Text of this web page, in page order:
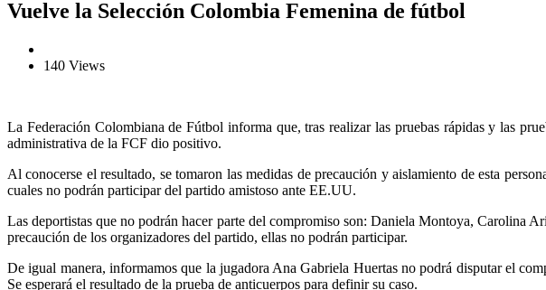
Vuelve la Selección Colombia Femenina de fútbol
140 Views
La Federación Colombiana de Fútbol informa que, tras realizar las pruebas rápidas y las
administrativa de la FCF dio positivo.
Al conocerse el resultado, se tomaron las medidas de precaución y aislamiento de esta
cuales no podrán participar del partido amistoso ante EE.UU.
Las deportistas que no podrán hacer parte del compromiso son: Daniela Montoya, Carolina
precaución de los organizadores del partido, ellas no podrán participar.
De igual manera, informamos que la jugadora Ana Gabriela Huertas no podrá disputar el
Se esperará el resultado de la prueba de anticuerpos para definir su caso.